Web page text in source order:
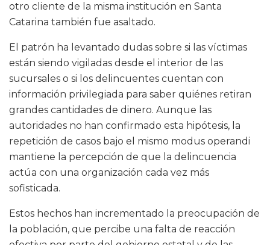
otro cliente de la misma institución en Santa
Catarina también fue asaltado.
El patrón ha levantado dudas sobre si las víctimas
están siendo vigiladas desde el interior de las
sucursales o si los delincuentes cuentan con
información privilegiada para saber quiénes retiran
grandes cantidades de dinero. Aunque las
autoridades no han confirmado esta hipótesis, la
repetición de casos bajo el mismo modus operandi
mantiene la percepción de que la delincuencia
actúa con una organización cada vez más
sofisticada.
Estos hechos han incrementado la preocupación de
la población, que percibe una falta de reacción